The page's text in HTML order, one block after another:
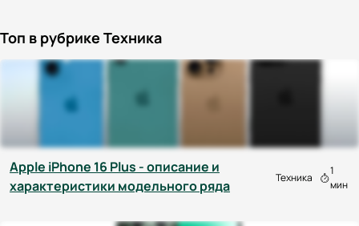
Топ в рубрике Техника
Apple iPhone 16 Plus - описание и
характеристики модельного ряда
Техника
1
мин